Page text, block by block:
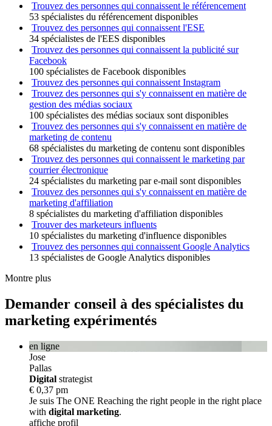
Trouvez des personnes qui connaissent le référencement
53 spécialistes du référencement disponibles
Trouvez des personnes qui connaissent l'ESE
34 spécialistes de l'EES disponibles
Trouvez des personnes qui connaissent la publicité sur
Facebook
100 spécialistes de Facebook disponibles
Trouvez des personnes qui connaissent Instagram
Trouvez des personnes qui s'y connaissent en matière de
gestion des médias sociaux
100 spécialistes des médias sociaux sont disponibles
Trouvez des personnes qui s'y connaissent en matière de
marketing de contenu
68 spécialistes du marketing de contenu sont disponibles
Trouvez des personnes qui connaissent le marketing par
courrier électronique
24 spécialistes du marketing par e-mail sont disponibles
Trouvez des personnes qui s'y connaissent en matière de
marketing d'affiliation
8 spécialistes du marketing d'affiliation disponibles
Trouver des marketeurs influents
10 spécialistes du marketing d'influence disponibles
Trouvez des personnes qui connaissent Google Analytics
13 spécialistes de Google Analytics disponibles
Montre plus
Demander conseil à des spécialistes du
marketing expérimentés
en ligne
Jose
Pallas
Digital strategist
€ 0,37 pm
Je suis The ONE Reaching the right people in the right place
with digital marketing.
affiche profil